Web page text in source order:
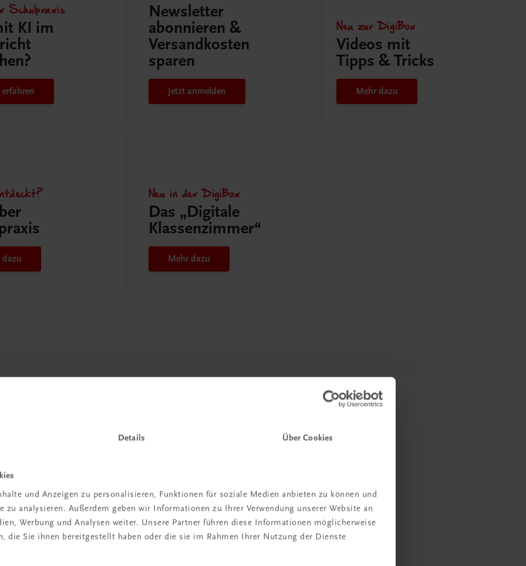
Details Über Cookies
und Anzeigen zu personalisieren, Funktionen für soziale Medien anbieten zu können und
zu analysieren. Außerdem geben wir Informationen zu Ihrer Verwendung unserer Website an
Werbung und Analysen weiter. Unsere Partner führen diese Informationen möglicherweise
die Sie ihnen bereitgestellt haben oder die sie im Rahmen Ihrer Nutzung der Dienste
Schulpraxis
KI im
erfahren
Newsletter
abonnieren &
Versandkosten
sparen
Jetzt anmelden
Neu zur DigiBox
Videos mit
Tipps & Tricks
Mehr dazu
dazu
Neu in der DigiBox
Das „Digitale
Klassenzimmer“
Mehr dazu
der